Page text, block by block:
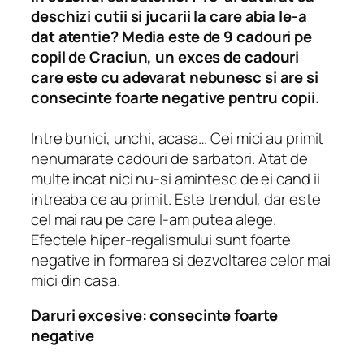
deschizi cutii si jucarii la care abia le-a
dat atentie? Media este de 9 cadouri pe
copil de Craciun, un exces de cadouri
care este cu adevarat nebunesc si are si
consecinte foarte negative pentru copii.
Intre bunici, unchi, acasa… Cei mici au primit
nenumarate cadouri de sarbatori. Atat de
multe incat nici nu-si amintesc de ei cand ii
intreaba ce au primit. Este trendul, dar este
cel mai rau pe care l-am putea alege.
Efectele hiper-regalismului sunt foarte
negative in formarea si dezvoltarea celor mai
mici din casa.
Daruri excesive: consecinte foarte
negative